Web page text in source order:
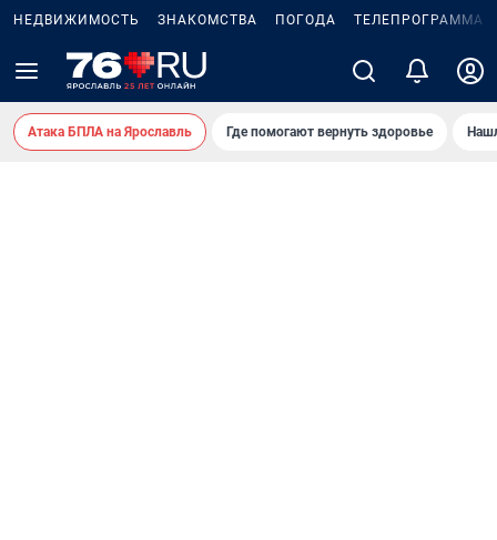
НЕДВИЖИМОСТЬ ЗНАКОМСТВА ПОГОДА ТЕЛЕПРОГРАММА
Атака БПЛА на Ярославль Где помогают вернуть здоровье